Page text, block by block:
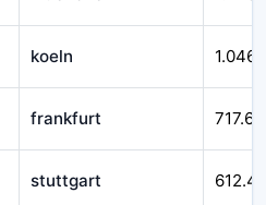
koeln
frankfurt
stuttgart